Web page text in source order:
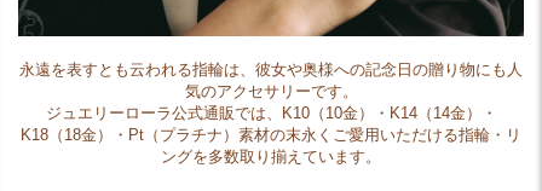
永遠を表すとも云われる指輪は、彼女や奥様への記念日の贈り物にも人
気のアクセサリーです。
ジュエリーローラ公式通販では、K10（10金）・K14（14金）・
K18（18金）・Pt（プラチナ）素材の末永くご愛用いただける指輪・リ
ングを多数取り揃えています。